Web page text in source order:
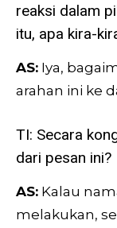
reaksi dalam
itu, apa kira-
AS: Iya,
arahan ini ke
TI: Secara
dari pesan ini?
AS: Kalau
melakukan,